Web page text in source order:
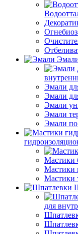
Эмали
Эмали
Эмали
Эмали
Эмали
Мастики
Мастики
Мастики
для